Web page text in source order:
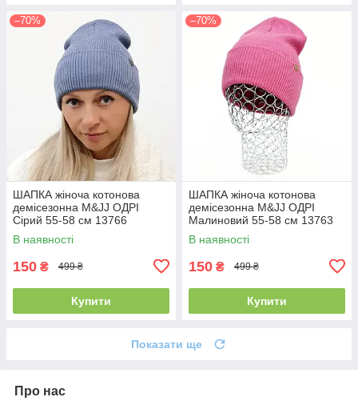
–70%
ШАПКА жіноча котонова
демісезонна M&JJ ОДРІ
Сірий 55-58 см 13766
В наявності
150 ₴ 499 ₴
Купити
–70%
ШАПКА жіноча котонова
демісезонна M&JJ ОДРІ
Малиновий 55-58 см 13763
В наявності
150 ₴ 499 ₴
Купити
Показати ще
Про нас